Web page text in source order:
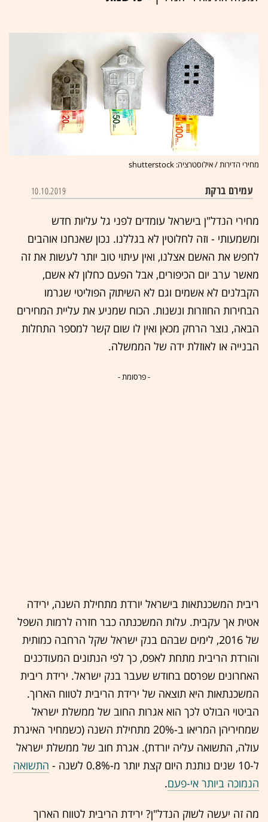
מחירי הדירות / אילוסטרציה: shutterstock
עמירם ברקת 10.10.2019
מחירי הנדל"ן בישראל עומדים לפני גל עליות חדש
ומשמעותי - וזה לחלוטין לא בגללנו. נכון שאנחנו אוהבים
לחפש את האשם אצלנו, ואין עיתוי טוב יותר לעשות את זה
מאשר ערב יום הכיפורים, אבל הפעם כחלון לא אשם,
הקבלנים לא אשמים וגם לא השיתוק הפוליטי שגרמו
הבחירות החוזרות ונשנות. הכוח שמניע את עליית המחירים
הבאה, נוצר הרחק מכאן ואין לו שום קשר למספר התחלות
הבנייה או לאוזלת ידה של הממשלה.
- פרסומת -
ריבית המשכנתאות בישראל יורדת מתחילת השנה, ירידה
אטית אך עקבית. עלות המשכנתה כבר חזרה לרמות השפל
של 2016, לימים שבהם בנק ישראל שקל הרחבה כמותית
והורדת הריבית מתחת לאפס, כך לפי הנתונים המעודכנים
האחרונים שפרסם בחודש שעבר בנק ישראל. ירידת ריבית
המשכנתאות היא תוצאה של ירידת הריבית לטווח הארוך.
הביטוי הבולט לכך הוא אגרות החוב של ממשלת ישראל
שמחיריהן המריאו ב-20% מתחילת השנה (כשמחיר האיגרת
עולה, התשואה עליה יורדת). אגרת חוב של ממשלת ישראל
ל-10 שנים נותנת היום קצת יותר מ-0.8% לשנה -
התשואה
הנמוכה ביותר אי-פעם.
מה זה יעשה לשוק הנדל"ן? ירידת הריבית לטווח הארוך